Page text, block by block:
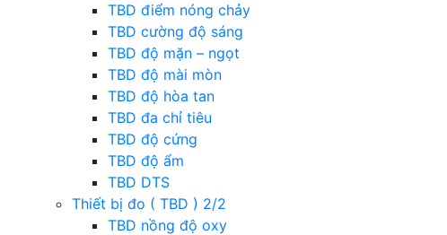
TBD điểm nóng chảy
TBD cường độ sáng
TBD độ mặn – ngọt
TBD độ mài mòn
TBD độ hòa tan
TBD đa chỉ tiêu
TBD độ cứng
TBD độ ẩm
TBD DTS
Thiết bị đo ( TBD ) 2/2
TBD nồng độ oxy